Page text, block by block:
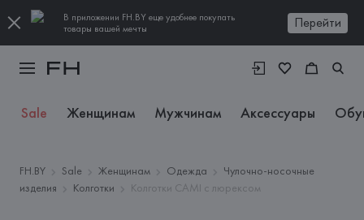
В приложении FH.BY еще удобнее покупать
товары вашей мечты
Перейти
Sale Женщинам Мужчинам Аксессуары
FH.BY Sale Женщинам Одежда
Чулочно-носочные
изделия
Колготки Колготки CAMI с люрексом